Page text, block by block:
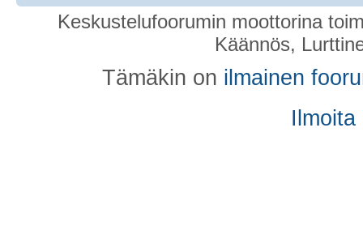
Keskustelufoorumin moottorina
Käännös,
Tämäkin on ilmainen